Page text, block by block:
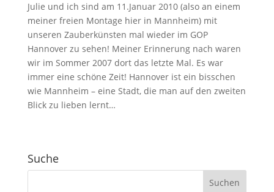
Julie und ich sind am 11.Januar 2010 (also an einem
meiner freien Montage hier in Mannheim) mit
unseren Zauberkünsten mal wieder im GOP
Hannover zu sehen! Meiner Erinnerung nach waren
wir im Sommer 2007 dort das letzte Mal. Es war
immer eine schöne Zeit! Hannover ist ein bisschen
wie Mannheim – eine Stadt, die man auf den zweiten
Blick zu lieben lernt…
Suche